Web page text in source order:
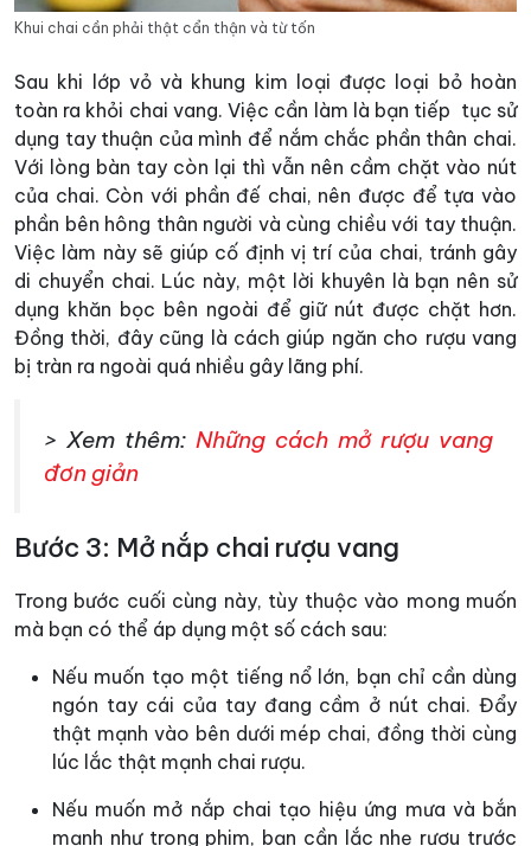
Khui chai cần phải thật cẩn thận và từ tốn
Sau khi lớp vỏ và khung kim loại được loại bỏ hoàn
toàn ra khỏi chai vang. Việc cần làm là bạn tiếp tục sử
dụng tay thuận của mình để nắm chắc phần thân chai.
Với lòng bàn tay còn lại thì vẫn nên cầm chặt vào nút
của chai. Còn với phần đế chai, nên được để tựa vào
phần bên hông thân người và cùng chiều với tay thuận.
Việc làm này sẽ giúp cố định vị trí của chai, tránh gây
di chuyển chai. Lúc này, một lời khuyên là bạn nên sử
dụng khăn bọc bên ngoài để giữ nút được chặt hơn.
Đồng thời, đây cũng là cách giúp ngăn cho rượu vang
bị tràn ra ngoài quá nhiều gây lãng phí.
> Xem thêm: Những cách mở rượu vang
đơn giản
Bước 3: Mở nắp chai rượu vang
Trong bước cuối cùng này, tùy thuộc vào mong muốn
mà bạn có thể áp dụng một số cách sau:
Nếu muốn tạo một tiếng nổ lớn, bạn chỉ cần dùng
ngón tay cái của tay đang cầm ở nút chai. Đẩy
thật mạnh vào bên dưới mép chai, đồng thời cùng
lúc lắc thật mạnh chai rượu.
Nếu muốn mở nắp chai tạo hiệu ứng mưa và bắn
mạnh như trong phim, bạn cần lắc nhẹ rượu trước